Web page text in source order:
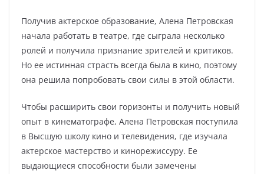
Получив актерское образование, Алена Петровская
начала работать в театре, где сыграла несколько
ролей и получила признание зрителей и критиков.
Но ее истинная страсть всегда была в кино, поэтому
она решила попробовать свои силы в этой области.
Чтобы расширить свои горизонты и получить новый
опыт в кинематографе, Алена Петровская поступила
в Высшую школу кино и телевидения, где изучала
актерское мастерство и кинорежиссуру. Ее
выдающиеся способности были замечены